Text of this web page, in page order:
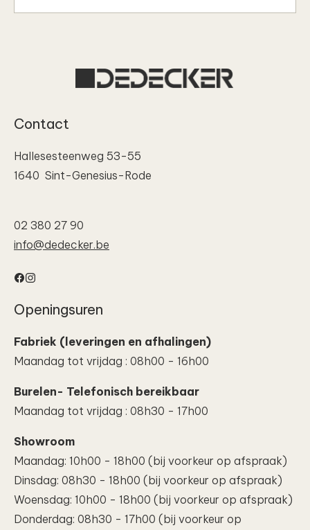
Contact
Hallesesteenweg 53-55
1640 Sint-Genesius-Rode
02 380 27 90
info@dedecker.be
Facebook
Openingsuren
Fabriek (leveringen en afhalingen)
Maandag tot vrijdag : 08h00 - 16h00
Burelen- Telefonisch bereikbaar
Maandag tot vrijdag : 08h30 - 17h00
Showroom
Maandag: 10h00 - 18h00 (bij voorkeur op afspraak)
Dinsdag: 08h30 - 18h00 (bij voorkeur op afspraak)
Woensdag: 10h00 - 18h00 (bij voorkeur op afspraak)
Donderdag: 08h30 - 17h00 (bij voorkeur op